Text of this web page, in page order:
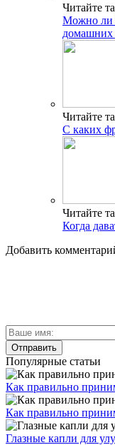
Читайте
Можно ли
домашних
Читайте
С каких
Читайте
Когда
Добавить
Популярные статьи
Как правильно
Как правильно
Глазные капли для